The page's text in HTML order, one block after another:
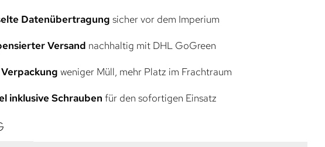
Datenübertragung sicher vor dem Imperium
Versand nachhaltig mit DHL GoGreen
weniger Müll, mehr Platz im Frachtraum
inklusive Schrauben für den sofortigen Einsatz